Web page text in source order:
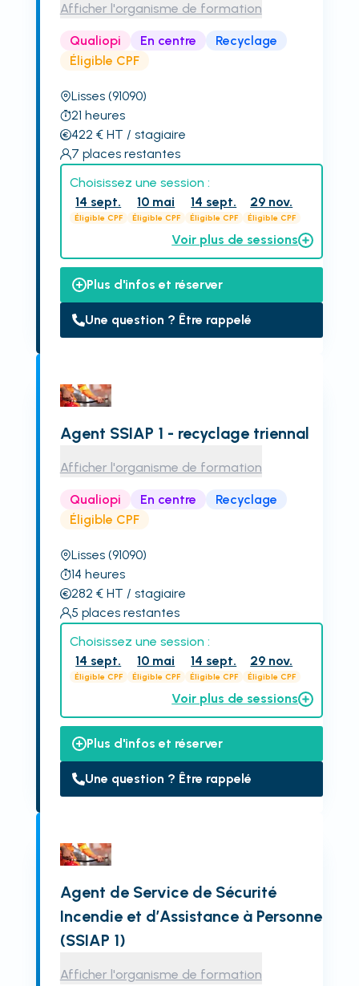
Afficher l'organisme de formation
Qualiopi En centre
Recyclage
Éligible CPF
Lisses (91090)
21 heures
422 € HT / stagiaire
7 places restantes
Choisissez une session :
14 sept.
Éligible CPF
10 mai
Éligible CPF
14 sept.
Éligible CPF
29 nov.
Éligible CPF
Voir plus de sessions
Plus d'infos et réserver
Une question ? Être rappelé
Agent SSIAP 1 - recyclage triennal
Afficher l'organisme de formation
Qualiopi En centre
Recyclage
Éligible CPF
Lisses (91090)
14 heures
282 € HT / stagiaire
5 places restantes
Choisissez une session :
14 sept.
Éligible CPF
10 mai
Éligible CPF
14 sept.
Éligible CPF
29 nov.
Éligible CPF
Voir plus de sessions
Plus d'infos et réserver
Une question ? Être rappelé
Agent de Service de Sécurité
Incendie et d’Assistance à Personne
(SSIAP 1)
Afficher l'organisme de formation